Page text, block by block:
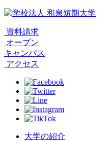
資料請求
オープン
キャンパス
アクセス
大学の紹介